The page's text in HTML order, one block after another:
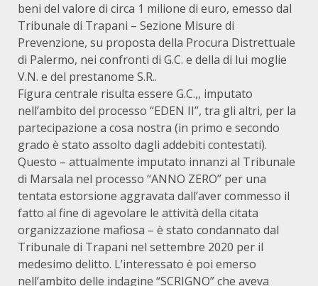
beni del valore di circa 1 milione di euro, emesso dal
Tribunale di Trapani – Sezione Misure di
Prevenzione, su proposta della Procura Distrettuale
di Palermo, nei confronti di G.C. e della di lui moglie
V.N. e del prestanome S.R..
Figura centrale risulta essere G.C.,, imputato
nell’ambito del processo “EDEN II”, tra gli altri, per la
partecipazione a cosa nostra (in primo e secondo
grado è stato assolto dagli addebiti contestati).
Questo – attualmente imputato innanzi al Tribunale
di Marsala nel processo “ANNO ZERO” per una
tentata estorsione aggravata dall’aver commesso il
fatto al fine di agevolare le attività della citata
organizzazione mafiosa – è stato condannato dal
Tribunale di Trapani nel settembre 2020 per il
medesimo delitto. L’interessato è poi emerso
nell’ambito delle indagine “SCRIGNO” che aveva